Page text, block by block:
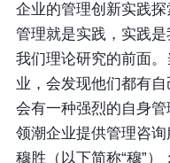
企业的管理创新实践探
管理就是实践，实践
我们理论研究的前面
业，会发现他们都有
会有一种强烈的自身
领潮企业提供管理咨询
穆胜（以下简称“穆”